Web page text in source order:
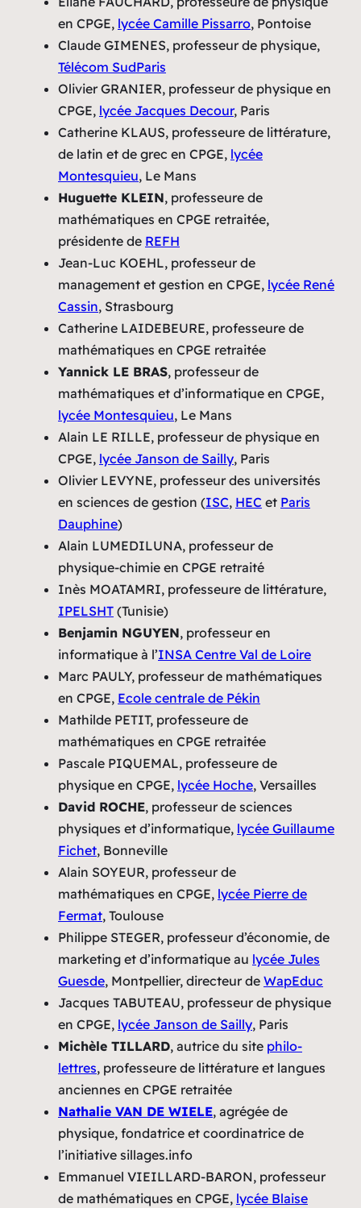
en CPGE, lycée Camille Pissarro, Pontoise
Claude GIMENES, professeur de physique,
Télécom SudParis
Olivier GRANIER, professeur de physique en
CPGE, lycée Jacques Decour, Paris
Catherine KLAUS, professeure de littérature,
de latin et de grec en CPGE, lycée
Montesquieu, Le Mans
Huguette KLEIN, professeure de
mathématiques en CPGE retraitée,
présidente de REFH
Jean-Luc KOEHL, professeur de
management et gestion en CPGE, lycée René
Cassin, Strasbourg
Catherine LAIDEBEURE, professeure de
mathématiques en CPGE retraitée
Yannick LE BRAS, professeur de
mathématiques et d’informatique en CPGE,
lycée Montesquieu, Le Mans
Alain LE RILLE, professeur de physique en
CPGE, lycée Janson de Sailly, Paris
Olivier LEVYNE, professeur des universités
en sciences de gestion (ISC, HEC et Paris
Dauphine)
Alain LUMEDILUNA, professeur de
physique-chimie en CPGE retraité
Inès MOATAMRI, professeure de littérature,
IPELSHT (Tunisie)
Benjamin NGUYEN, professeur en
informatique à l’INSA Centre Val de Loire
Marc PAULY, professeur de mathématiques
en CPGE, Ecole centrale de Pékin
Mathilde PETIT, professeure de
mathématiques en CPGE retraitée
Pascale PIQUEMAL, professeure de
physique en CPGE, lycée Hoche, Versailles
David ROCHE, professeur de sciences
physiques et d’informatique, lycée Guillaume
Fichet, Bonneville
Alain SOYEUR, professeur de
mathématiques en CPGE, lycée Pierre de
Fermat, Toulouse
Philippe STEGER, professeur d’économie, de
marketing et d’informatique au lycée Jules
Guesde, Montpellier, directeur de WapEduc
Jacques TABUTEAU, professeur de physique
en CPGE, lycée Janson de Sailly, Paris
Michèle TILLARD, autrice du site philo-
lettres, professeure de littérature et langues
anciennes en CPGE retraitée
Nathalie VAN DE WIELE, agrégée de
physique, fondatrice et coordinatrice de
l’initiative sillages.info
Emmanuel VIEILLARD-BARON, professeur
de mathématiques en CPGE, lycée Blaise